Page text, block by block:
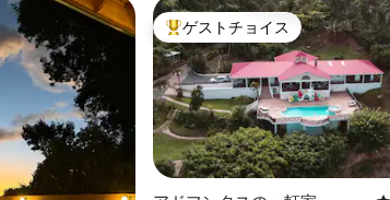
です。 大好評のゲストチョイスです。
ゲストチョイス